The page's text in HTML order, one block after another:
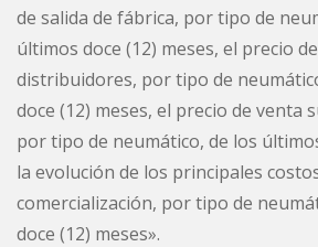
de salida de fábrica, por tipo de
últimos doce (12) meses, el precio
distribuidores, por tipo de
doce (12) meses, el precio de venta
por tipo de neumático, de los
la evolución de los principales
comercialización, por tipo de
doce (12) meses».